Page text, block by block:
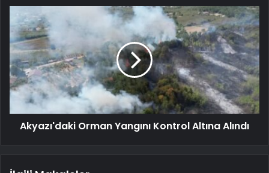
Akyazı'daki Orman Yangını Kontrol Altına Alındı